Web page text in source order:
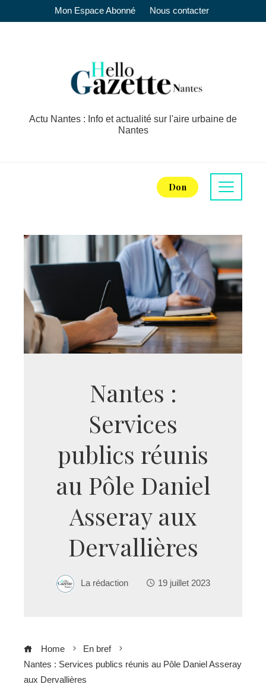
Mon Espace Abonné Nous contacter
Actu Nantes : Info et actualité sur l'aire urbaine de
Nantes
Don
Nantes :
Services
publics réunis
au Pôle Daniel
Asseray aux
Dervallières
La rédaction 19 juillet 2023
Home
En bref
Nantes : Services publics réunis au Pôle Daniel Asseray
aux Dervallières